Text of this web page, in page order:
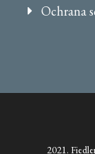
Ochrana
2021.